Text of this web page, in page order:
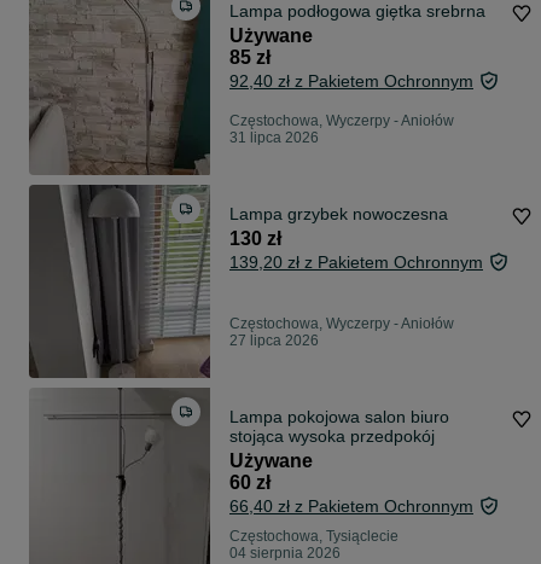
Lampa podłogowa giętka srebrna
Używane
85 zł
92,40 zł z Pakietem Ochronnym
Częstochowa, Wyczerpy - Aniołów
31 lipca 2026
Lampa grzybek nowoczesna
130 zł
139,20 zł z Pakietem Ochronnym
Częstochowa, Wyczerpy - Aniołów
27 lipca 2026
Lampa pokojowa salon biuro
stojąca wysoka przedpokój
Używane
60 zł
66,40 zł z Pakietem Ochronnym
Częstochowa, Tysiąclecie
04 sierpnia 2026